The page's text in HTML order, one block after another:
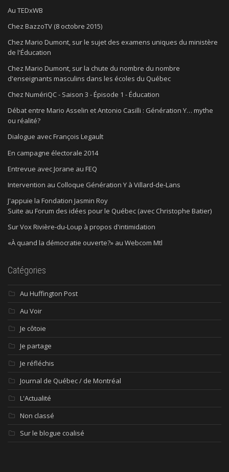
Au TEDxWB
Chez BazzoTV (8 octobre 2015)
Chez Mario Dumont, sur le sujet des examens uniques du ministère
de l'Éducation
Chez Mario Dumont, sur la chute du nombre du nombre
d'enseignants masculins dans les écoles du Québec
Chez NumériQC - Saison 3 - Épisode 1 - Éducation
Débat entre Mario Asselin et Antonio Casilli : Génération Y… mythe
ou réalité?
Dialogue avec François Legault
En campagne électorale 2014
Entrevue avec Jorane au FEQ
Intervention au Colloque Génération Y à Villard-de-Lans
J'appuie la Fondation Jasmin Roy
Suite au Forum des idées pour le Québec (avec Christophe Batier)
Sur Vox Rivière-du-Loup à propos d'intimidation
«À quand la démocratie ouverte?» au Webcom Mtl
Catégories
Au Huffington Post
Au Voir
Je côtoie
Je partage
Je réfléchis
Journal de Québec / de Montréal
L'Actualité
Non classé
Sur le blogue coalisé